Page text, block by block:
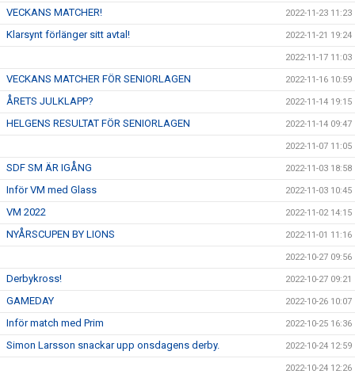
VECKANS MATCHER! 2022-11-23 11:23
Klarsynt förlänger sitt avtal! 2022-11-21 19:24
2022-11-17 11:03
VECKANS MATCHER FÖR SENIORLAGEN 2022-11-16 10:59
ÅRETS JULKLAPP? 2022-11-14 19:15
HELGENS RESULTAT FÖR SENIORLAGEN 2022-11-14 09:47
2022-11-07 11:05
SDF SM ÄR IGÅNG 2022-11-03 18:58
Inför VM med Glass 2022-11-03 10:45
VM 2022 2022-11-02 14:15
NYÅRSCUPEN BY LIONS 2022-11-01 11:16
2022-10-27 09:56
Derbykross! 2022-10-27 09:21
GAMEDAY 2022-10-26 10:07
Inför match med Prim 2022-10-25 16:36
Simon Larsson snackar upp onsdagens derby. 2022-10-24 12:59
2022-10-24 12:26